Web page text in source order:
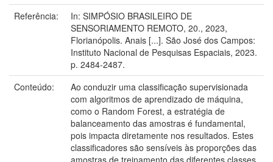
Referência:
In: SIMPÓSIO BRASILEIRO DE
SENSORIAMENTO REMOTO, 20., 2023,
Florianópolis. Anais [...]. São José dos Campos:
Instituto Nacional de Pesquisas Espaciais, 2023.
p. 2484-2487.
Conteúdo:
Ao conduzir uma classificação supervisionada
com algoritmos de aprendizado de máquina,
como o Random Forest, a estratégia de
balanceamento das amostras é fundamental,
pois impacta diretamente nos resultados. Estes
classificadores são sensíveis às proporções das
amostras de treinamento das diferentes classes.